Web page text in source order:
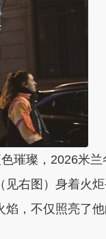
璨，2026米兰
右图）身着火炬
，不仅照亮了